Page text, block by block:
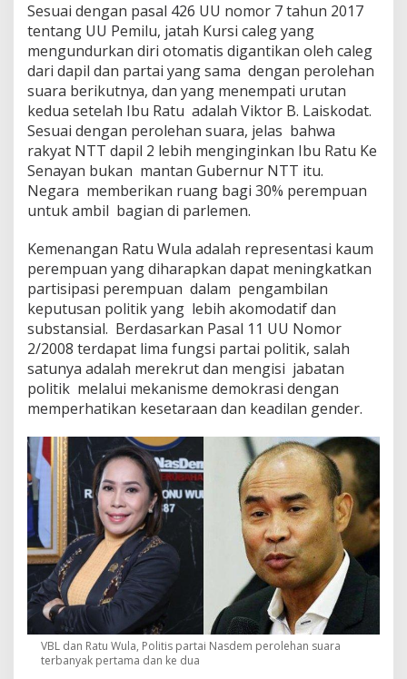
Sesuai dengan pasal 426 UU nomor 7 tahun 2017
tentang UU Pemilu, jatah Kursi caleg yang
mengundurkan diri otomatis digantikan oleh caleg
dari dapil dan partai yang sama dengan perolehan
suara berikutnya, dan yang menempati urutan
kedua setelah Ibu Ratu adalah Viktor B. Laiskodat.
Sesuai dengan perolehan suara, jelas bahwa
rakyat NTT dapil 2 lebih menginginkan Ibu Ratu Ke
Senayan bukan mantan Gubernur NTT itu.
Negara memberikan ruang bagi 30% perempuan
untuk ambil bagian di parlemen.
Kemenangan Ratu Wula adalah representasi kaum
perempuan yang diharapkan dapat meningkatkan
partisipasi perempuan dalam pengambilan
keputusan politik yang lebih akomodatif dan
substansial. Berdasarkan Pasal 11 UU Nomor
2/2008 terdapat lima fungsi partai politik, salah
satunya adalah merekrut dan mengisi jabatan
politik melalui mekanisme demokrasi dengan
memperhatikan kesetaraan dan keadilan gender.
VBL dan Ratu Wula, Politis partai Nasdem perolehan suara
terbanyak pertama dan ke dua